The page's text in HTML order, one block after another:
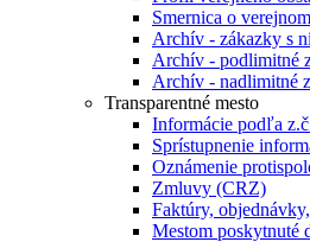
Smernica o
Archív - zákazky s
Archív - podlimitné
Archív - nadlimitné
Transparentné mesto
Informácie podľa
Sprístupnenie
Oznámenie
Zmluvy (CRZ)
Faktúry,
Mestom poskytnuté